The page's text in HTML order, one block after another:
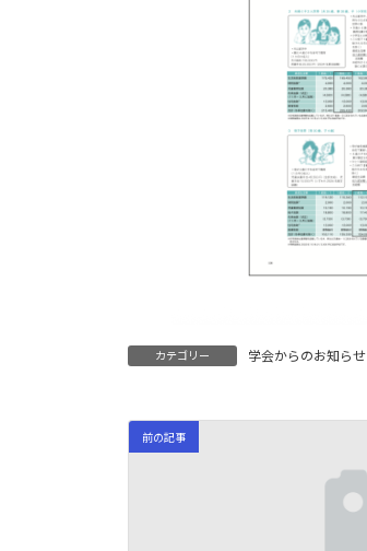
カテゴリー 学会からのお知らせ
前の記事